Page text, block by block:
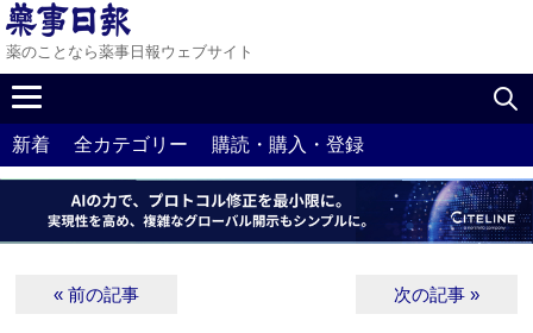
薬のことなら薬事日報ウェブサイト
新着 全カテゴリー 購読・購入・登録
« 前の記事 次の記事 »